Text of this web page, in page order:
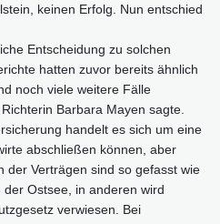
keinen Erfolg. Nun entschied
Entscheidung zu solchen
hatten zuvor bereits ähnlich
noch viele weitere Fälle
Barbara Mayen sagte.
handelt es sich um eine
abschließen können, aber
der Verträgen sind so gefasst wie
Ostsee, in anderen wird
verwiesen. Bei